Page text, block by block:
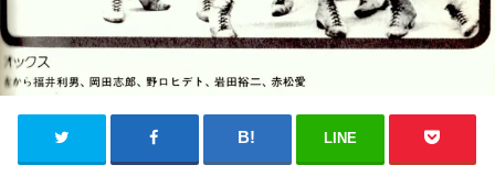
LINE